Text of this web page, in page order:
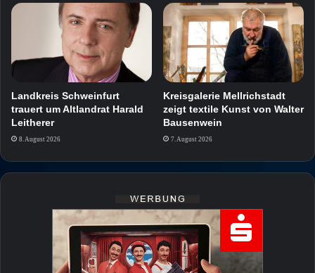
Landkreis Schweinfurt
trauert um Altlandrat Harald
Leitherer
8. August 2026
Kreisgalerie Mellrichstadt
zeigt textile Kunst von Walter
Bausenwein
7. August 2026